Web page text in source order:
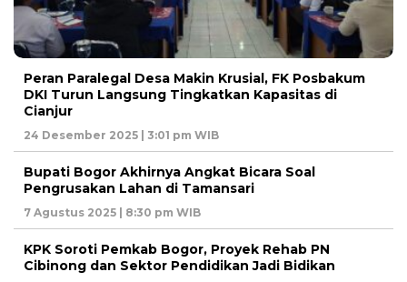
Peran Paralegal Desa Makin Krusial, FK Posbakum
DKI Turun Langsung Tingkatkan Kapasitas di
Cianjur
24 Desember 2025 | 3:01 pm WIB
Bupati Bogor Akhirnya Angkat Bicara Soal
Pengrusakan Lahan di Tamansari
7 Agustus 2025 | 8:30 pm WIB
KPK Soroti Pemkab Bogor, Proyek Rehab PN
Cibinong dan Sektor Pendidikan Jadi Bidikan